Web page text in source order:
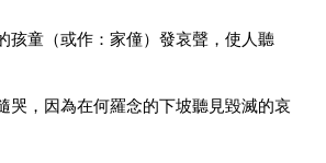
孩童（或作：家僮）發哀聲，使人聽
哭，因為在何羅念的下坡聽見毀滅的哀